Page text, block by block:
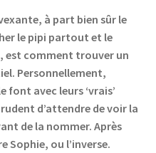
à part bien sûr le
le pipi partout et le
est comment trouver un
Personnellement,
font avec leurs ‘vrais’
d’attendre de voir la
de la nommer. Après
Sophie, ou l’inverse.